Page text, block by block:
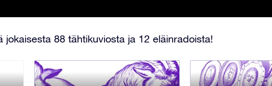
jokaisesta 88 tähtikuviosta ja 12 eläinradoista!